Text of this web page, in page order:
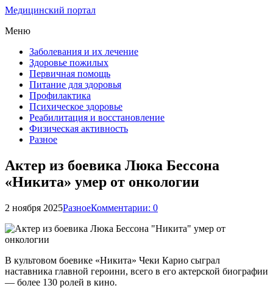
Медицинский портал
Меню
Заболевания и их лечение
Здоровье пожилых
Первичная помощь
Питание для здоровья
Профилактика
Психическое здоровье
Реабилитация и восстановление
Физическая активность
Разное
Актер из боевика Люка Бессона
«Никита» умер от онкологии
2 ноября 2025РазноеКомментарии: 0
В культовом боевике «Никита» Чеки Карио сыграл
наставника главной героини, всего в его актерской биографии
— более 130 ролей в кино.